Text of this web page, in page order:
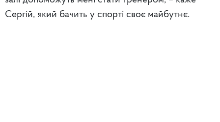
Сергій, який бачить у спорті своє майбутнє.